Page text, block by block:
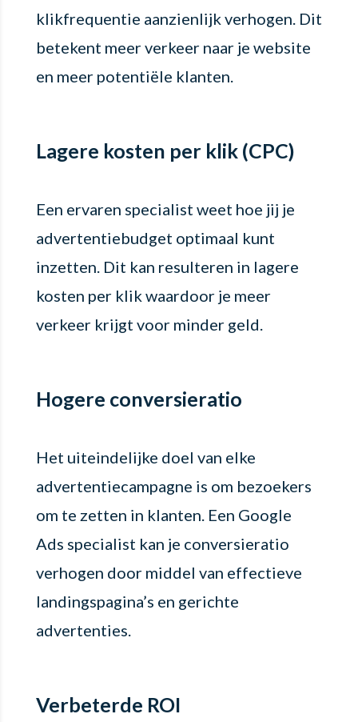
klikfrequentie aanzienlijk verhogen. Dit
betekent meer verkeer naar je website
en meer potentiële klanten.
Lagere kosten per klik (CPC)
Een ervaren specialist weet hoe jij je
advertentiebudget optimaal kunt
inzetten. Dit kan resulteren in lagere
kosten per klik waardoor je meer
verkeer krijgt voor minder geld.
Hogere conversieratio
Het uiteindelijke doel van elke
advertentiecampagne is om bezoekers
om te zetten in klanten. Een Google
Ads specialist kan je conversieratio
verhogen door middel van effectieve
landingspagina’s en gerichte
advertenties.
Verbeterde ROI